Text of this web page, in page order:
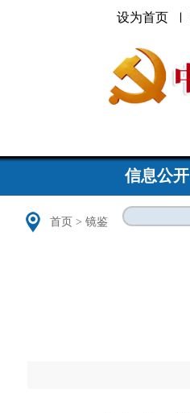
设为首页
信息公开
首页 > 镜鉴